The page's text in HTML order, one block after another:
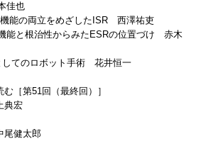
佳也
能の両立をめざしたISR 西澤祐吏
能と根治性からみたESRの位置づけ 赤木
てのロボット手術 花井恒一
［第51回（最終回）］
典宏
健太郎